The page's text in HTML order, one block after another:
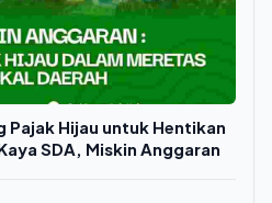
Pajak Hijau untuk Hentikan
SDA, Miskin Anggaran